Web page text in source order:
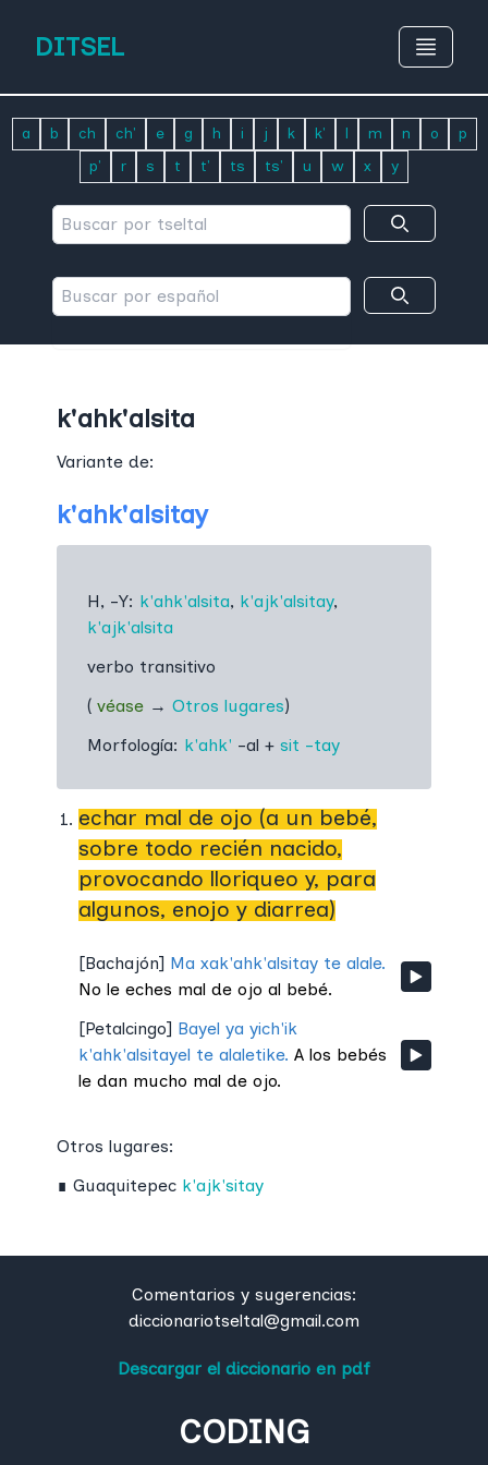
DITSEL
a b ch ch' e g h i j k k' l m n o
p
p'
r s t t' ts ts' u w x y
k'ahk'alsita
Variante de:
k'ahk'alsitay
H, -Y: k'ahk'alsita, k'ajk'alsitay,
k'ajk'alsita
verbo transitivo
( véase → Otros lugares)
Morfología: k'ahk' -al + sit -tay
echar mal de ojo (a un bebé,
sobre todo recién nacido,
provocando lloriqueo y, para
algunos, enojo y diarrea)
[Bachajón] Ma xak'ahk'alsitay te alale.
No le eches mal de ojo al bebé.
[Petalcingo] Bayel ya yich'ik
k'ahk'alsitayel te alaletike. A los bebés
le dan mucho mal de ojo.
Otros lugares:
∎ Guaquitepec k'ajk'sitay
Comentarios y sugerencias:
diccionariotseltal@gmail.com
Descargar el diccionario en pdf
CODING